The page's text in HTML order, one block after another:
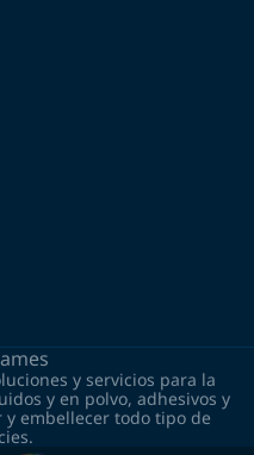
y servicios para la
y en polvo, adhesivos y
embellecer todo tipo de